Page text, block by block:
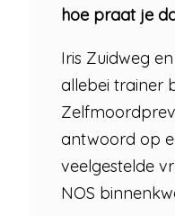
hoe praat je
Iris Zuidweg
allebei trainer
antwoord op
veelgestelde
NOS